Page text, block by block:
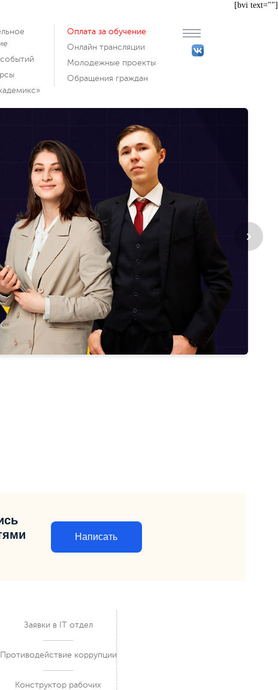
Оплата за обучение
Онлайн трансляции
Молодежные проекты
Обращения граждан
[bvi text=""]
Написать
Заявки в IT отдел
Противодействие коррупции
Конструктор рабочих